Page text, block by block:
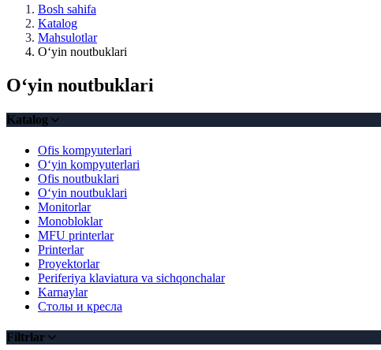
Bosh sahifa
Katalog
Mahsulotlar
O‘yin noutbuklari
O‘yin noutbuklari
Katalog
Ofis kompyuterlari
O‘yin kompyuterlari
Ofis noutbuklari
O‘yin noutbuklari
Monitorlar
Monobloklar
MFU printerlar
Printerlar
Proyektorlar
Periferiya klaviatura va sichqonchalar
Karnaylar
Столы и кресла
Filtrlar